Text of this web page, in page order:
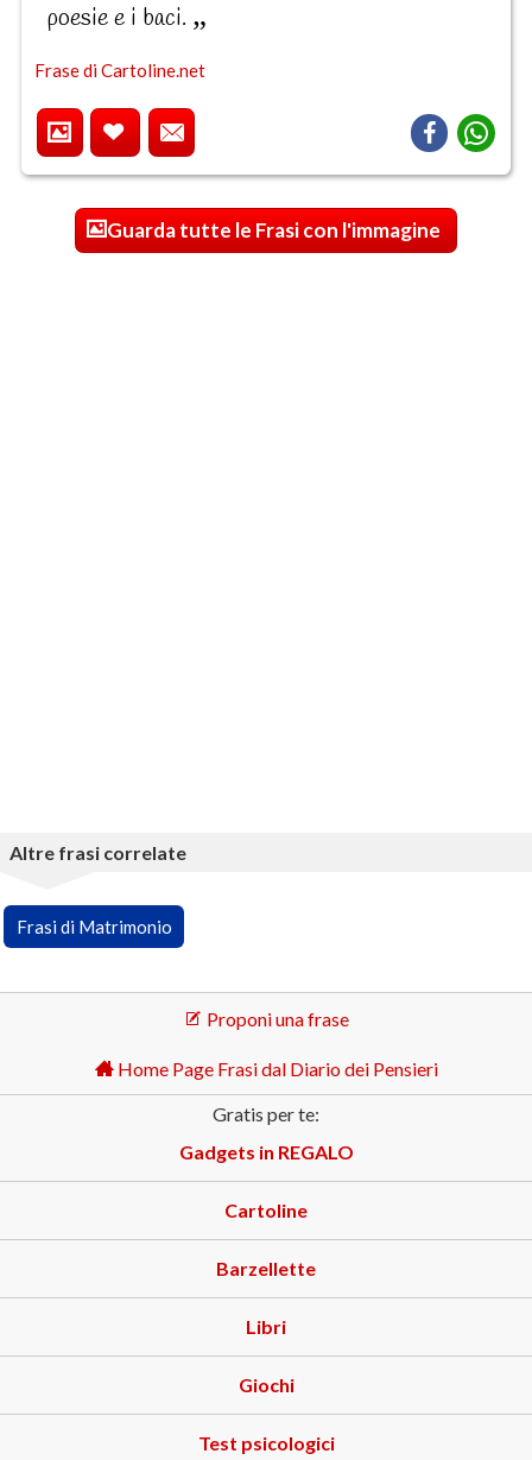
poesie e i baci.
Frase di Cartoline.net
Guarda tutte le Frasi con l'immagine
Altre frasi correlate
Frasi di Matrimonio
Proponi una frase
Home Page Frasi dal Diario dei Pensieri
Gratis per te:
Gadgets in REGALO
Cartoline
Barzellette
Libri
Giochi
Test psicologici